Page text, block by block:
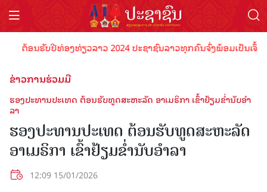
ຕ້ອນຮັບປີທ່ອງທ່ຽວລາວ 2024 ປະຊາຊົນລາວທຸກຄົນຈົ່ງພ້ອມເປັນເຈົ້າ
ຂ່າວການຮ່ວມມື
ຮອງປະທານປະເທດ ຕ້ອນຮັບທູດສະຫະລັດ ອາເມຣິກາ ເຂົ້າຢ້ຽມຂໍ່ານັບອໍາ
ລາ
ຮອງປະທານປະເທດ ຕ້ອນຮັບທູດສະຫະລັດ
ອາເມຣິກາ ເຂົ້າຢ້ຽມຂໍ່ານັບອໍາລາ
12:09 15/01/2026